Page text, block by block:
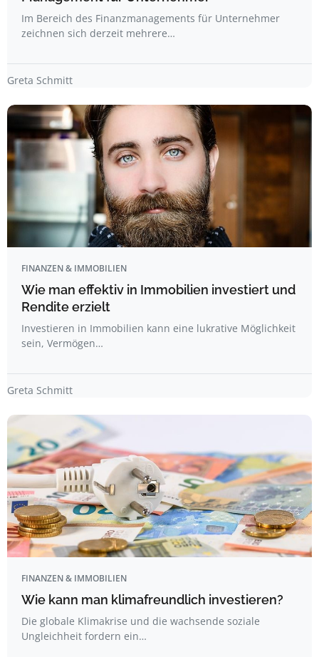
Im Bereich des Finanzmanagements für Unternehmer
zeichnen sich derzeit mehrere…
Greta Schmitt
FINANZEN & IMMOBILIEN
Wie man effektiv in Immobilien investiert und
Rendite erzielt
Investieren in Immobilien kann eine lukrative Möglichkeit
sein, Vermögen…
Greta Schmitt
FINANZEN & IMMOBILIEN
Wie kann man klimafreundlich investieren?
Die globale Klimakrise und die wachsende soziale
Ungleichheit fordern ein…